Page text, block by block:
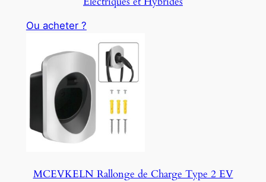
Ou acheter ?
MCEVKELN Rallonge de Charge Type 2 EV